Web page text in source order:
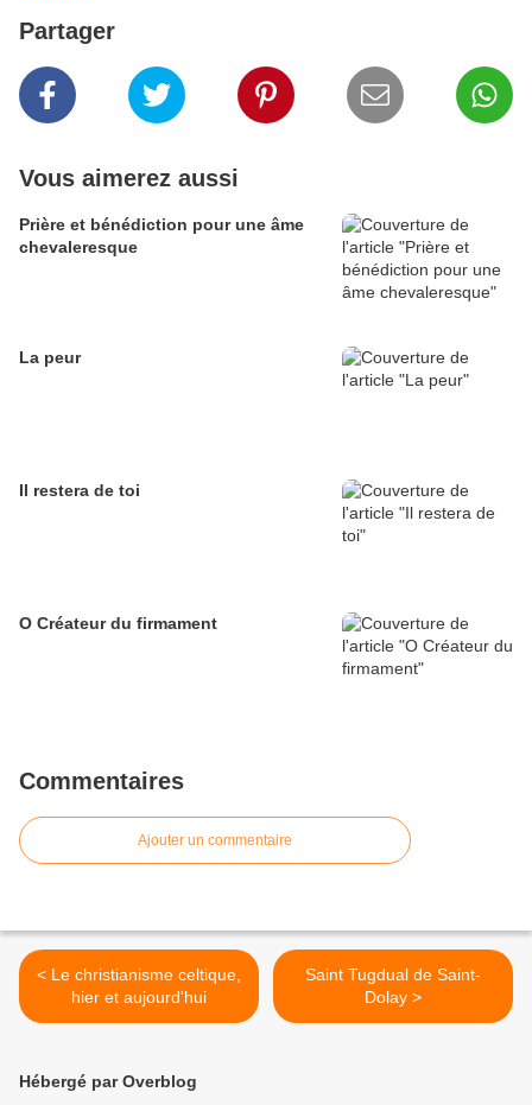
Partager
Vous aimerez aussi
Prière et bénédiction pour une âme
chevaleresque
La peur
Il restera de toi
O Créateur du firmament
Commentaires
Ajouter un commentaire
< Le christianisme celtique,
hier et aujourd'hui
Saint Tugdual de Saint-
Dolay >
Hébergé par Overblog